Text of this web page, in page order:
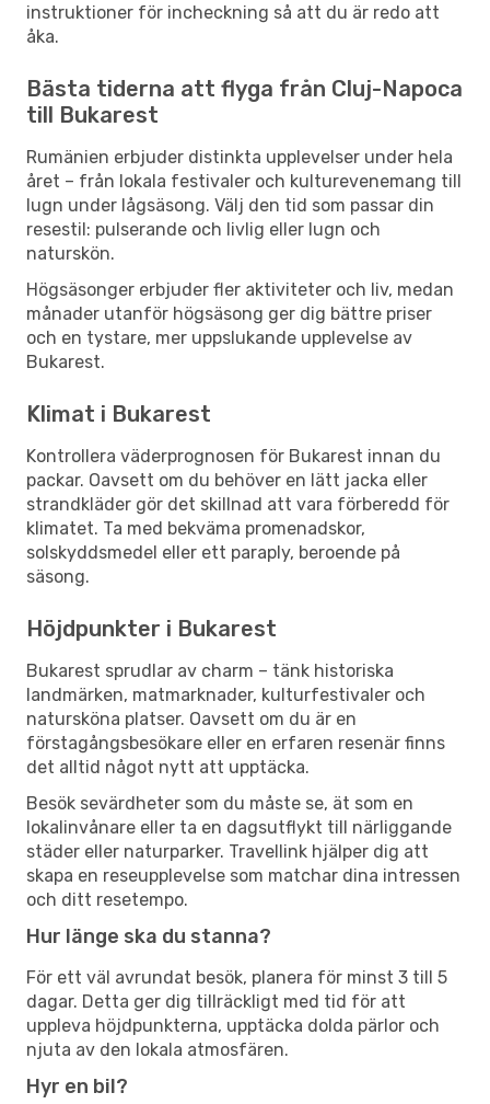
instruktioner för incheckning så att du är redo att
åka.
Bästa tiderna att flyga från Cluj-Napoca
till Bukarest
Rumänien erbjuder distinkta upplevelser under hela
året – från lokala festivaler och kulturevenemang till
lugn under lågsäsong. Välj den tid som passar din
resestil: pulserande och livlig eller lugn och
naturskön.
Högsäsonger erbjuder fler aktiviteter och liv, medan
månader utanför högsäsong ger dig bättre priser
och en tystare, mer uppslukande upplevelse av
Bukarest.
Klimat i Bukarest
Kontrollera väderprognosen för Bukarest innan du
packar. Oavsett om du behöver en lätt jacka eller
strandkläder gör det skillnad att vara förberedd för
klimatet. Ta med bekväma promenadskor,
solskyddsmedel eller ett paraply, beroende på
säsong.
Höjdpunkter i Bukarest
Bukarest sprudlar av charm – tänk historiska
landmärken, matmarknader, kulturfestivaler och
natursköna platser. Oavsett om du är en
förstagångsbesökare eller en erfaren resenär finns
det alltid något nytt att upptäcka.
Besök sevärdheter som du måste se, ät som en
lokalinvånare eller ta en dagsutflykt till närliggande
städer eller naturparker. Travellink hjälper dig att
skapa en reseupplevelse som matchar dina intressen
och ditt resetempo.
Hur länge ska du stanna?
För ett väl avrundat besök, planera för minst 3 till 5
dagar. Detta ger dig tillräckligt med tid för att
uppleva höjdpunkterna, upptäcka dolda pärlor och
njuta av den lokala atmosfären.
Hyr en bil?